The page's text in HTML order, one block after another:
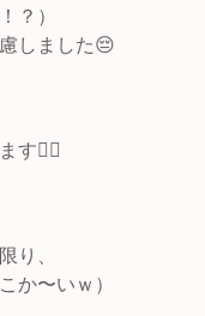
？）
しました😔
す🙇‍♂️
り、
か〜いｗ）